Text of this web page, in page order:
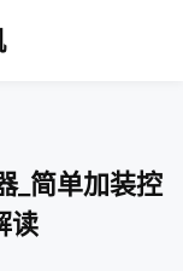
_简单加装控
读